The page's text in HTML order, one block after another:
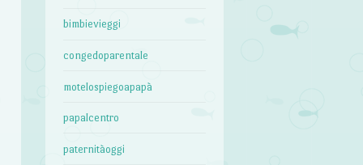
bimbievieggi
congedoparentale
motelospiegoapapà
papalcentro
paternitàoggi